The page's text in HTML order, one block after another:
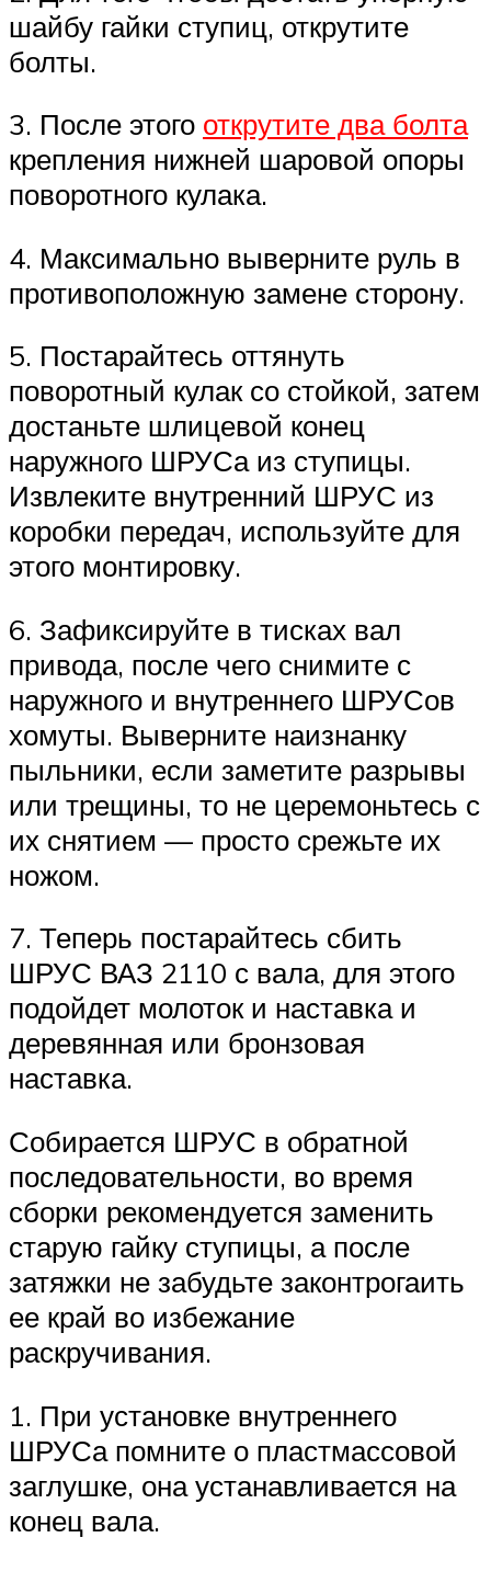
шайбу гайки ступиц, открутите
болты.
3. После этого открутите два болта
крепления нижней шаровой опоры
поворотного кулака.
4. Максимально выверните руль в
противоположную замене сторону.
5. Постарайтесь оттянуть
поворотный кулак со стойкой, затем
достаньте шлицевой конец
наружного ШРУСа из ступицы.
Извлеките внутренний ШРУС из
коробки передач, используйте для
этого монтировку.
6. Зафиксируйте в тисках вал
привода, после чего снимите с
наружного и внутреннего ШРУСов
хомуты. Выверните наизнанку
пыльники, если заметите разрывы
или трещины, то не церемоньтесь с
их снятием — просто срежьте их
ножом.
7. Теперь постарайтесь сбить
ШРУС ВАЗ 2110 с вала, для этого
подойдет молоток и наставка и
деревянная или бронзовая
наставка.
Собирается ШРУС в обратной
последовательности, во время
сборки рекомендуется заменить
старую гайку ступицы, а после
затяжки не забудьте законтрогаить
ее край во избежание
раскручивания.
1. При установке внутреннего
ШРУСа помните о пластмассовой
заглушке, она устанавливается на
конец вала.